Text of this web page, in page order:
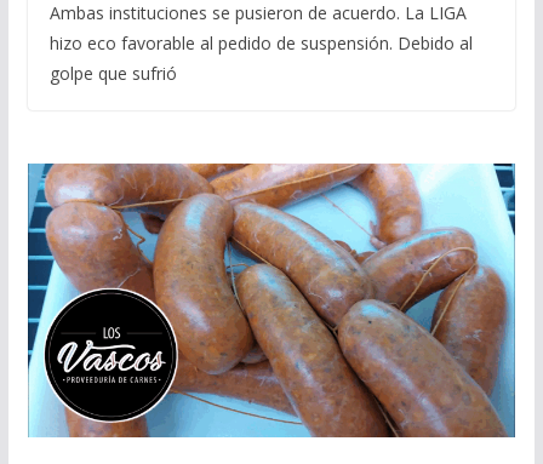
Ambas instituciones se pusieron de acuerdo. La LIGA
hizo eco favorable al pedido de suspensión. Debido al
golpe que sufrió